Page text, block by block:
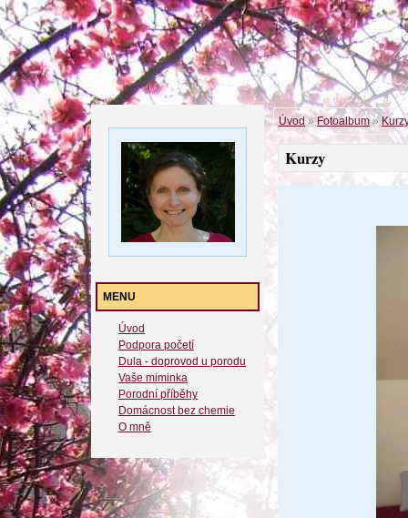
MENU
Úvod
Podpora početí
Dula - doprovod u porodu
Vaše miminka
Porodní příběhy
Domácnost bez chemie
O mně
Úvod»Fotoalbum»
Kurzy